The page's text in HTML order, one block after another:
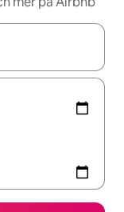
med upp- och